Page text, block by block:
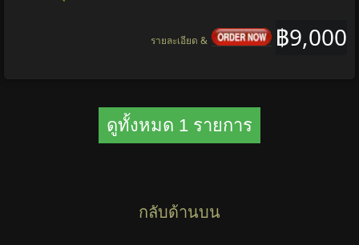
฿9,000
รายละเอียด &
ดูทั้งหมด 1 รายการ
กลับด้านบน